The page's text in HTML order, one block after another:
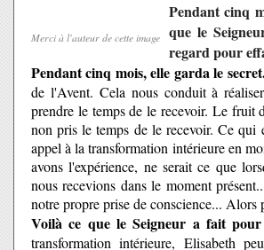
Merci à l'auteur de cette image
Pendant cinq
que le
regard pour
Pendant cinq mois, elle garda le
de l'Avent. Cela nous conduit à
prendre le temps de le recevoir. Le fruit
non pris le temps de le recevoir. Ce qui
appel à la transformation intérieure en
avons l'expérience, ne serait ce que
nous recevions dans le moment
notre propre prise de conscience...
Voilà ce que le Seigneur a fait
transformation intérieure, Elisabeth